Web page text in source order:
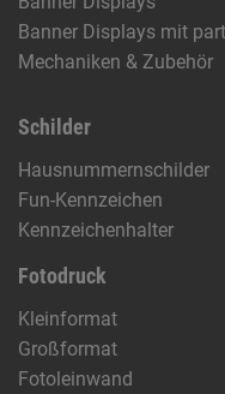
Banner Displays mit
Mechaniken & Zubehör
Schilder
Hausnummernschilder
Fun-Kennzeichen
Kennzeichenhalter
Fotodruck
Kleinformat
Großformat
Fotoleinwand